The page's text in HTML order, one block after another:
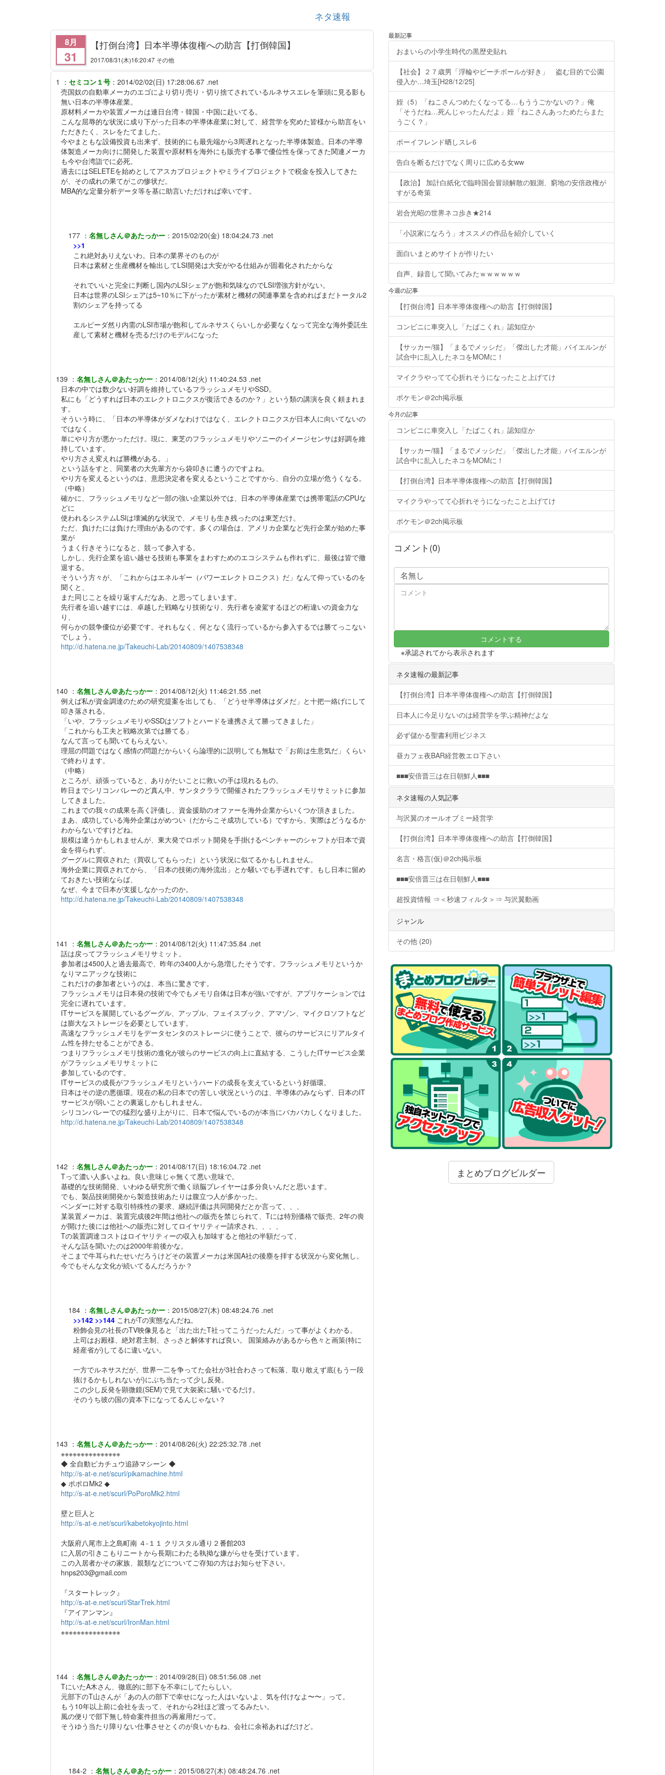
ネタ速報
8月
31
【打倒台湾】日本半導体復権への助言【打倒韓国】
2017/08/31 (木)16:20:47 その他
1 ： セミコン１号 ： 2014/02/02(日) 17:28:06.67 .net
売国奴の自動車メーカのエゴにより切り売り・切り捨てされているルネサスエレを筆頭に見る影も
無い日本の半導体産業。
原材料メーカや装置メーカは連日台湾・韓国・中国に赴いてる。
こんな屈辱的な状況に成り下がった日本の半導体産業に対して、経営学を究めた皆様から助言をい
ただきたく、スレをたてました。
今やまともな設備投資も出来ず、技術的にも最先端から3周遅れとなった半導体製造。日本の半導
体製造メーカ向けに開発した装置や原材料を海外にも販売する事で優位性を保ってきた関連メーカ
も今や台湾詣でに必死。
過去にはSELETEを始めとしてアスカプロジェクトやミライプロジェクトで税金を投入してきた
が、その成れの果てがこの惨状だ。
MBA的な定量分析データ等を基に助言いただければ幸いです。
177 ： 名無しさん＠あたっかー ： 2015/02/20(金) 18:04:24.73 .net
>>1
これ絶対ありえないわ。日本の業界そのものが
日本は素材と生産機材を輸出してLSI開発は大安がやる仕組みが固着化されたからな
それでいいと完全に判断し国内のLSIシェアが飽和気味なのでLSI増強方針がない。
日本は世界のLSIシェアは5~10％に下がったが素材と機材の関連事業を含めればまだトータル2
割のシェアを持ってる
エルピーダ然り内需のLSI市場が飽和してルネサスくらいしか必要なくなって完全な海外委託生
産して素材と機材を売るだけのモデルになった
139 ： 名無しさん＠あたっかー ： 2014/08/12(火) 11:40:24.53 .net
日本の中では数少ない好調を維持しているフラッシュメモリやSSD。
私にも「どうすれば日本のエレクトロニクスが復活できるのか？」という類の講演を良く頼まれま
す。
そういう時に、「日本の半導体がダメなわけではなく、エレクトロニクスが日本人に向いてないの
ではなく、
単にやり方が悪かっただけ。現に、東芝のフラッシュメモリやソニーのイメージセンサは好調を維
持しています。
やり方さえ変えれば勝機がある。」
という話をすと、同業者の大先輩方から袋叩きに遭うのですよね。
やり方を変えるというのは、意思決定者を変えるということですから、自分の立場が危うくなる。
（中略）
確かに、フラッシュメモリなど一部の強い企業以外では、日本の半導体産業では携帯電話のCPUな
どに
使われるシステムLSIは壊滅的な状況で、メモリも生き残ったのは東芝だけ。
ただ、負けたには負けた理由があるのです。多くの場合は、アメリカ企業など先行企業が始めた事
業が
うまく行きそうになると、競って参入する。
しかし、先行企業を追い越せる技術も事業をまわすためのエコシステムも作れずに、最後は皆で撤
退する。
そういう方々が、「これからはエネルギー（パワーエレクトロニクス）だ」なんて仰っているのを
聞くと、
また同じことを繰り返すんだなあ、と思ってしまいます。
先行者を追い越すには、卓越した戦略なり技術なり、先行者を凌駕するほどの桁違いの資金力な
り、
何らかの競争優位が必要です。それもなく、何となく流行っているから参入するでは勝てっこない
でしょう。
http://d.hatena.ne.jp/Takeuchi-Lab/20140809/1407538348
140 ： 名無しさん＠あたっかー ： 2014/08/12(火) 11:46:21.55 .net
例えば私が資金調達のための研究提案を出しても、「どうせ半導体はダメだ」と十把一絡げにして
叩き落される。
「いや、フラッシュメモリやSSDはソフトとハードを連携さえて勝ってきました」
「これからも工夫と戦略次第では勝てる」
なんて言っても聞いてもらえない。
理屈の問題ではなく感情の問題だからいくら論理的に説明しても無駄で「お前は生意気だ」くらい
で終わります。
（中略）
ところが、頑張っていると、ありがたいことに救いの手は現れるもの。
昨日までシリコンバレーのど真ん中、サンタクララで開催されたフラッシュメモリサミットに参加
してきました。
これまでの我々の成果を高く評価し、資金援助のオファーを海外企業からいくつか頂きました。
まあ、成功している海外企業はがめつい（だからこそ成功している）ですから、実際はどうなるか
わからないですけどね。
規模は違うかもしれませんが、東大発でロボット開発を手掛けるベンチャーのシャフトが日本で資
金を得られず、
グーグルに買収された（買収してもらった）という状況に似てるかもしれません。
海外企業に買収されてから、「日本の技術の海外流出」とか騒いでも手遅れです。もし日本に留め
ておきたい技術ならば、
なぜ、今まで日本が支援しなかったのか。
http://d.hatena.ne.jp/Takeuchi-Lab/20140809/1407538348
141 ： 名無しさん＠あたっかー ： 2014/08/12(火) 11:47:35.84 .net
話は戻ってフラッシュメモリサミット。
参加者は4500人と過去最高で、昨年の3400人から急増したそうです。フラッシュメモリというか
なりマニアックな技術に
これだけの参加者というのは、本当に驚きです。
フラッシュメモリは日本発の技術で今でもメモリ自体は日本が強いですが、アプリケーションでは
完全に遅れています。
ITサービスを展開しているグーグル、アップル、フェイスブック、アマゾン、マイクロソフトなど
は膨大なストレージを必要としています。
高速なフラッシュメモリをデータセンタのストレージに使うことで、彼らのサービスにリアルタイ
ム性を持たせることができる。
つまりフラッシュメモリ技術の進化が彼らのサービスの向上に直結する、こうしたITサービス企業
がフラッシュメモリサミットに
参加しているのです。
ITサービスの成長がフラッシュメモリというハードの成長を支えているという好循環。
日本はその逆の悪循環。現在の私の日本での苦しい状況というのは、半導体のみならず、日本のIT
サービスが弱いことの裏返しかもしれません。
シリコンバレーでの猛烈な盛り上がりに、日本で悩んでいるのが本当にバカバカしくなりました。
http://d.hatena.ne.jp/Takeuchi-Lab/20140809/1407538348
142 ： 名無しさん＠あたっかー ： 2014/08/17(日) 18:16:04.72 .net
Tって濃い人多いよね。良い意味じゃ無くて悪い意味で。
基礎的な技術開発、いわゆる研究所で働く頭脳プレイヤーは多分良いんだと思います。
でも、製品技術開発から製造技術あたりは腹立つ人が多かった。
ベンダーに対する取引特殊性の要求、継続評価は共同開発だとか言って、、、
某装置メーカは、装置完成後2年間は他社への販売を禁じられて、Tには特別価格で販売、2年の喪
が開けた後には他社への販売に対してロイヤリティー請求され、、、、
Tの装置調達コストはロイヤリティーの収入も加味すると他社の半額だって、
そんな話を聞いたのは2000年前後かな。
そこまで牛耳られたせいだろうけどその装置メーカは米国A社の後塵を拝する状況から変化無し。
今でもそんな文化が続いてるんだろうか？
184 ： 名無しさん＠あたっかー ： 2015/08/27(木) 08:48:24.76 .net
>>142 >>144 これがTの実態なんだね。
粉飾会見の社長のTV映像見ると「出た出たT社ってこうだったんだ」って事がよくわかる。
上司はお殿様、絶対君主制、さっさと解体すれば良い。 国策絡みがあるから色々と画策(特に
経産省が)してるに違いない。
一方でルネサスだが、世界一二を争ってた会社が3社合わさって転落、取り敢えず底(もう一段
抜けるかもしれないが)にぶち当たって少し反発。
この少し反発を顕微鏡(SEM)で見て大袈裟に騒いでるだけ。
そのうち彼の国の資本下になってるんじゃない？
143 ： 名無しさん＠あたっかー ： 2014/08/26(火) 22:25:32.78 .net
※※※※※※※※※※※※※※※
◆ 全自動ピカチュウ追跡マシーン ◆
http://s-at-e.net/scurl/pikamachine.html
◆ ポポロMk2 ◆
http://s-at-e.net/scurl/PoPoroMk2.html
壁と巨人と
http://s-at-e.net/scurl/kabetokyojinto.html
大阪府八尾市上之島町南 ４-１１ クリスタル通り２番館203
に入居の引きこもりニートから長期にわたる執拗な嫌がらせを受けています。
この入居者かその家族、親類などについてご存知の方はお知らせ下さい。
hnps203@gmail.com
『スタートレック』
http://s-at-e.net/scurl/StarTrek.html
『アイアンマン』
http://s-at-e.net/scurl/IronMan.html
※※※※※※※※※※※※※※※
144 ： 名無しさん＠あたっかー ： 2014/09/28(日) 08:51:56.08 .net
TにいたA木さん、徹底的に部下を不幸にしてたらしい。
元部下のT山さんが「あの人の部下で幸せになった人はいないよ、気を付けなよ〜〜」って。
もう10年以上前に会社を去って、それから2社ほど渡ってるみたい。
風の便りで部下無し特命案件担当の再雇用だって。
そうゆう当たり障りない仕事させとくのが良いかもね、会社に余裕あればだけど。
184-2 ： 名無しさん＠あたっかー ： 2015/08/27(木) 08:48:24.76 .net
最新記事
おまいらの小学生時代の黒歴史貼れ
【社会】２７歳男「浮輪やビーチボールが好き」 盗む目的で公園
侵入か…埼玉[H28/12/25]
姪（5）「ねこさんつめたくなってる…もううごかないの？」俺
「そうだね…死んじゃったんだよ」姪「ねこさんあっためたらまた
うごく？」
ボーイフレンド晒しスレ6
告白を断るだけでなく周りに広める女ww
【政治】 加計白紙化で臨時国会冒頭解散の観測、窮地の安倍政権が
すがる奇策
岩合光昭の世界ネコ歩き★214
「小説家になろう」オススメの作品を紹介していく
面白いまとめサイトが作りたい
自声、録音して聞いてみたｗｗｗｗｗｗ
今週の記事
【打倒台湾】日本半導体復権への助言【打倒韓国】
コンビニに車突入し「たばこくれ」認知症か
【サッカー/猫】「まるでメッシだ」「傑出した才能」バイエルンが
試合中に乱入したネコをMOMに！
マイクラやってて心折れそうになったこと上げてけ
ポケモン＠2ch掲示板
今月の記事
コンビニに車突入し「たばこくれ」認知症か
【サッカー/猫】「まるでメッシだ」「傑出した才能」バイエルンが
試合中に乱入したネコをMOMに！
【打倒台湾】日本半導体復権への助言【打倒韓国】
マイクラやってて心折れそうになったこと上げてけ
ポケモン＠2ch掲示板
コメント(0)
※承認されてから表示されます
ネタ速報の最新記事
【打倒台湾】日本半導体復権への助言【打倒韓国】
日本人に今足りないのは経営学を学ぶ精神だよな
必ず儲かる聖書利用ビジネス
昼カフェ夜BAR経営教エロ下さい
■■■安倍晋三は在日朝鮮人■■■
ネタ速報の人気記事
与沢翼のオールオブミー経営学
【打倒台湾】日本半導体復権への助言【打倒韓国】
名言・格言(仮)＠2ch掲示板
■■■安倍晋三は在日朝鮮人■■■
超投資情報 ⇒＜秒速フィルタ＞⇒ 与沢翼動画
ジャンル
その他 (20)
まとめブログビルダー